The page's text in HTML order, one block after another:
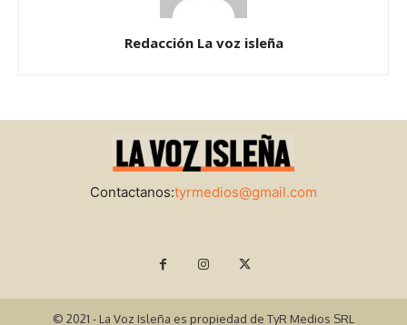
Redacción La voz isleña
Contactanos:tyrmedios@gmail.com
© 2021 - La Voz Isleña es propiedad de TyR Medios SRL